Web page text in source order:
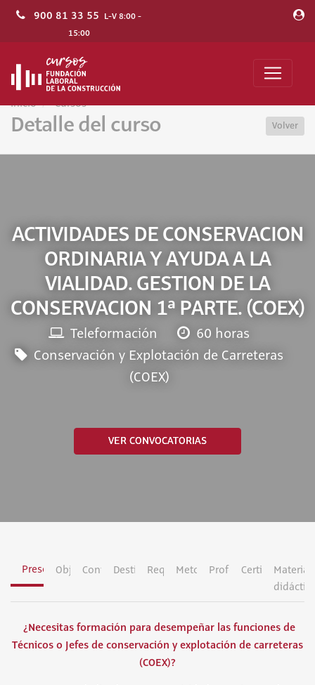
900 81 33 55 L-V 8:00 -
15:00
Inicio Cursos
Detalle del curso Volver
ACTIVIDADES DE CONSERVACION
ORDINARIA Y AYUDA A LA
VIALIDAD. GESTION DE LA
CONSERVACION 1ª PARTE. (COEX)
Teleformación
60 horas
Conservación y Explotación de Carreteras
(COEX)
VER CONVOCATORIAS
Presentación
ObjetivosContenidosDestinatariosRequisitosMetodologíaProfesoradoCertificación
Material
¿Necesitas formación para desempeñar las funciones de
Técnicos o Jefes de conservación y explotación de carreteras
(COEX)?